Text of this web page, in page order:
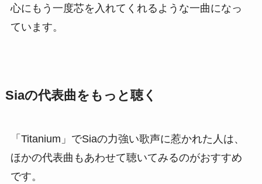
心にもう一度芯を入れてくれるような一曲になっ
ています。
Siaの代表曲をもっと聴く
「Titanium」でSiaの力強い歌声に惹かれた人は、
ほかの代表曲もあわせて聴いてみるのがおすすめ
です。